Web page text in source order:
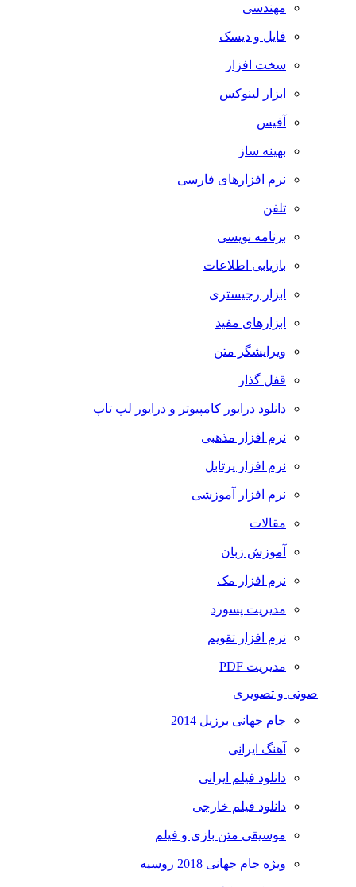
مهندسی
فایل و دیسک
سخت افزار
ابزار لینوکس
آفیس
بهینه ساز
نرم افزارهای فارسی
تلفن
برنامه نویسی
بازیابی اطلاعات
ابزار رجیستری
ابزارهای مفید
ویرایشگر متن
قفل گذار
دانلود درایور کامپیوتر و درایور لپ تاپ
نرم افزار مذهبی
نرم افزار پرتابل
نرم افزار آموزشی
مقالات
آموزش زبان
نرم افزار مک
مدیریت پسورد
نرم افزار تقویم
مدیریت PDF
صوتی و تصویری
جام جهانی برزیل 2014
آهنگ ایرانی
دانلود فیلم ایرانی
دانلود فیلم خارجی
موسیقی متن بازی و فیلم
ویژه جام جهانی 2018 روسیه